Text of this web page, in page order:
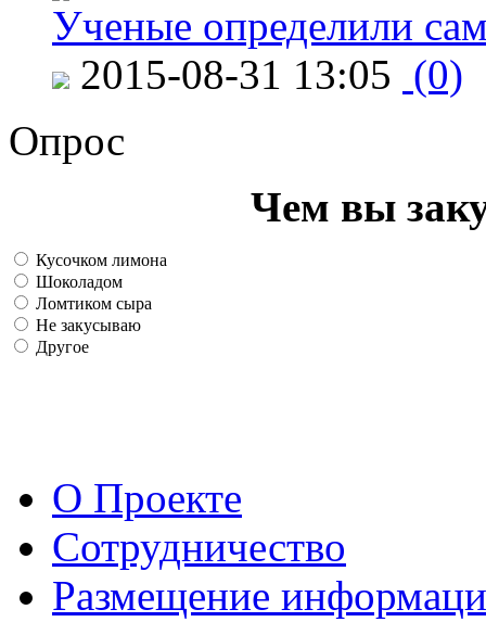
Ученые определили
2015-08-31 13:05 (0)
Опрос
Чем вы
Кусочком лимона
Шоколадом
Ломтиком сыра
Не закусываю
Другое
О Проекте
Сотрудничество
Размещение